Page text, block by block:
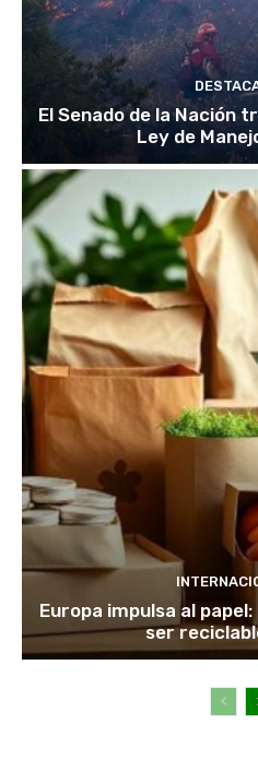
El Senado de la Nación
Ley de
Europa impulsa al
ser